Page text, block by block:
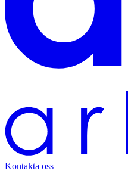
Kontakta oss